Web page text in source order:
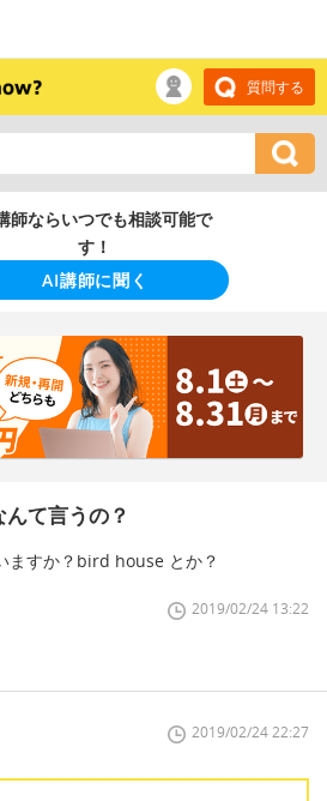
質問する
師ならいつでも相談可能で
す！
AI講師に聞く
て言うの？
ますか？bird house とか？
2019/02/24 13:22
2019/02/24 22:27